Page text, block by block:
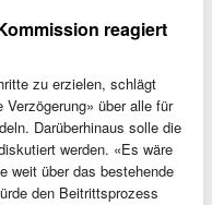
reagiert
zu erzielen, schlägt
über alle für
Darüberhinaus solle die
werden. «Es wäre
weit über das bestehende
den Beitrittsprozess